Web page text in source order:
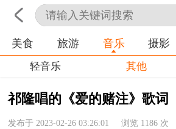
首页 科技 生活
美食 旅游 音乐 摄影
轻音乐 其他
祁隆唱的《爱的赌注》歌词
发布于 2023-02-26 03:26:01 浏览 1186 次